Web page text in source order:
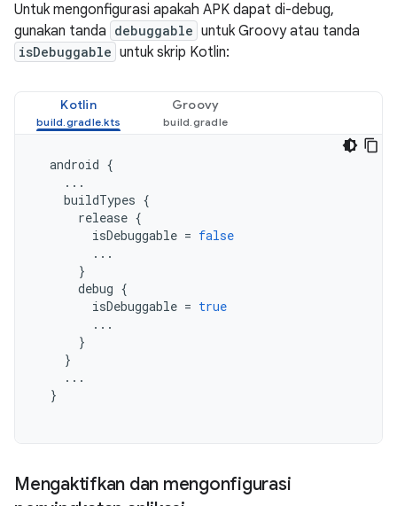
Untuk mengonfigurasi apakah APK dapat di-debug,
gunakan tanda debuggable untuk Groovy atau tanda
isDebuggable untuk skrip Kotlin:
Kotlin Groovy
android {
...
buildTypes {
release {
isDebuggable = false
...
}
debug {
isDebuggable = true
...
}
}
...
}
Mengaktifkan dan mengonfigurasi